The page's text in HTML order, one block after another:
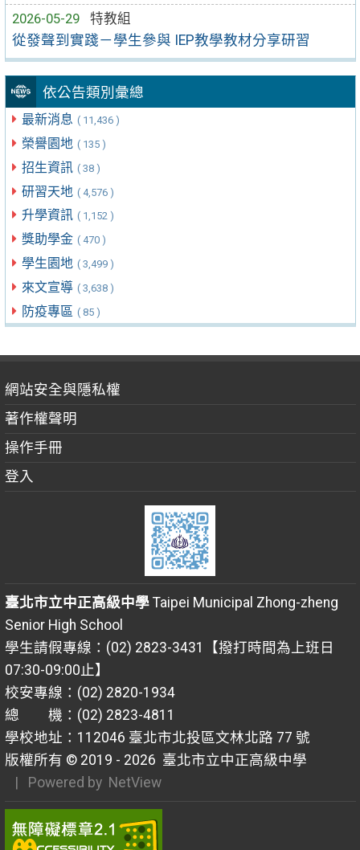
2026-05-29
特教組
從發聲到實踐－學生參與 IEP教學教材分享研習
依公告類別彙總
最新消息 ( 11,436 )
榮譽園地 ( 135 )
招生資訊 ( 38 )
研習天地 ( 4,576 )
升學資訊 ( 1,152 )
獎助學金 ( 470 )
學生園地 ( 3,499 )
來文宣導 ( 3,638 )
防疫專區 ( 85 )
網站安全與隱私權
著作權聲明
操作手冊
登入
臺北市立中正高級中學Taipei Municipal Zhong-zheng
Senior High School
學生請假專線：(02) 2823-3431【撥打時間為上班日
07:30-09:00止】
校安專線：(02) 2820-1934
總 機：(02) 2823-4811
學校地址：112046 臺北市北投區文林北路 77 號
版權所有 © 2019 - 2026 臺北市立中正高級中學
| Powered by NetView